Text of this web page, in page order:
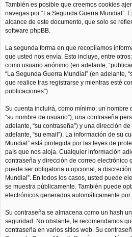
También es posible que creemos cookies
navegas por “La Segunda Guerra Mundial”.
alcance de este documento, que solo se
software phpBB.
La segunda forma en que recopilamos
que usted nos envía. Esto incluye, entre
como usuario anónimo (en adelante,
“La Segunda Guerra Mundial” (en adelante,
que realice tras registrarse y mientras esté
publicaciones”).
Su cuenta incluirá, como mínimo: un nombre
“su nombre de usuario”), una contraseña
adelante, “su contraseña”) y una dirección
adelante, “su email”). La información de su
Mundial” está protegida por las leyes de
país que nos aloja. Cualquier información
contraseña y dirección de correo electrónico
puede ser obligatoria u opcional, a
Mundial”. En todos los casos, usted puede
se muestra públicamente. También puede
electrónicos generados automáticamente
Su contraseña se almacena como un hash
seguridad. No obstante, le recomendamos
contraseña en varios sitios web. Su